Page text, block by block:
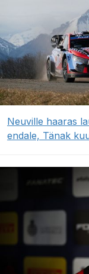
Neuville haaras
endale, Tänak